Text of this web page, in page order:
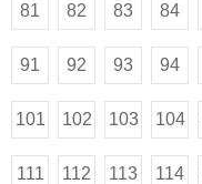
81 82 83 84
91 92 93 94
101 102 103 104
111 112 113 114